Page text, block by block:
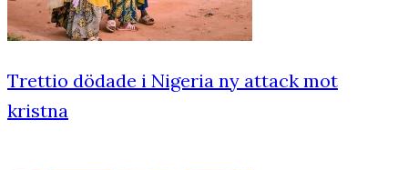
Trettio dödade i Nigeria ny attack mot
kristna